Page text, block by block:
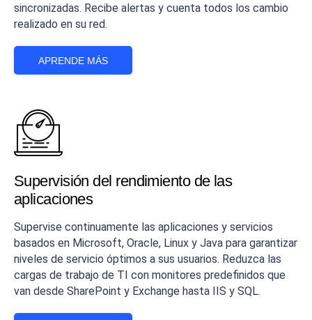
sincronizadas. Recibe alertas y cuenta todos los cambio
realizado en su red.
APRENDE MÁS
Supervisión del rendimiento de las
aplicaciones
Supervise continuamente las aplicaciones y servicios
basados en Microsoft, Oracle, Linux y Java para garantizar
niveles de servicio óptimos a sus usuarios. Reduzca las
cargas de trabajo de TI con monitores predefinidos que
van desde SharePoint y Exchange hasta IIS y SQL.